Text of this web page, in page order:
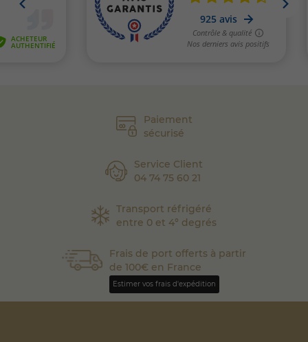
Paiement
sécurisé
Service Client
04 74 75 60 21
Transport réfrigéré
entre 0 et 4° degrés
Frais de port offerts à partir
de 100€ en France
Estimer vos frais d'expédition